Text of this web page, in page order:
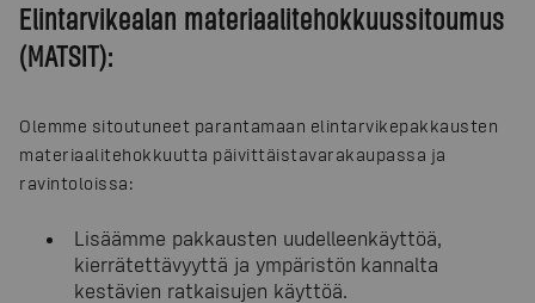
Elintarvikealan materiaalitehokkuussitoumus
(MATSIT):
Olemme sitoutuneet parantamaan elintarvikepakkausten
materiaalitehokkuutta päivittäistavarakaupassa ja
ravintoloissa:
Lisäämme pakkausten uudelleenkäyttöä,
kierrätettävyyttä ja ympäristön kannalta
kestävien ratkaisujen käyttöä.